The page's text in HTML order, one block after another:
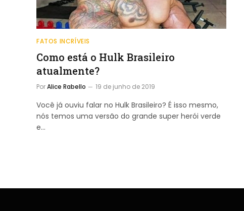
FATOS INCRÍVEIS
Como está o Hulk Brasileiro
atualmente?
PorAlice Rabello 19 de junho de 2019
Você já ouviu falar no Hulk Brasileiro? É isso mesmo,
nós temos uma versão do grande super herói verde
e…